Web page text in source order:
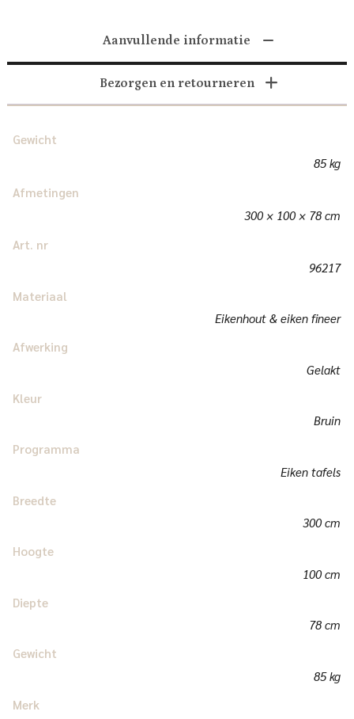
Aanvullende informatie
Bezorgen en retourneren
Gewicht
85 kg
Afmetingen
300 × 100 × 78 cm
Art. nr
96217
Materiaal
Eikenhout & eiken fineer
Afwerking
Gelakt
Kleur
Bruin
Programma
Eiken tafels
Breedte
300 cm
Hoogte
100 cm
Diepte
78 cm
Gewicht
85 kg
Merk